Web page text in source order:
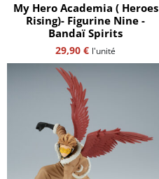
My Hero Academia ( Heroes
Rising)- Figurine Nine -
Bandaï Spirits
29,90 € l'unité